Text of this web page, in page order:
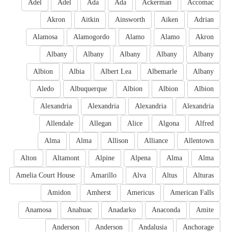
Accomac
Ackerman
Ada
Ada
Adel
Adel
Adrian
Aiken
Ainsworth
Aitkin
Akron
Akron
Alamo
Alamo
Alamogordo
Alamosa
Albany
Albany
Albany
Albany
Albany
Albany
Albemarle
Albert Lea
Albia
Albion
Albion
Albion
Albion
Albuquerque
Aledo
Alexandria
Alexandria
Alexandria
Alexandria
Alfred
Algona
Alice
Allegan
Allendale
Allentown
Alliance
Allison
Alma
Alma
Alma
Alma
Alpena
Alpine
Altamont
Alton
Alturas
Altus
Alva
Amarillo
Amelia Court House
American Falls
Americus
Amherst
Amidon
Amite
Anaconda
Anadarko
Anahuac
Anamosa
Anchorage
Andalusia
Anderson
Anderson